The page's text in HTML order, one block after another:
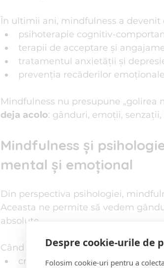
Despre cookie-urile de
Folosim cookie-uri pentru a
În ultimii ani, mindfulness a
psihoterapie cognitiv-
terapii de acceptare și
tratamentul anxietății și
prevenția recăderilor emoționale
Mindfulness nu presupune „golirea
deja acolo: gânduri, emoții,
Mindfulness și
mental și emoțional
Din perspectiva psihologiei,
Aceasta ne permite să vedem
absolute.
Când practicăm mindfulness:
crește flexibilitatea psihologică